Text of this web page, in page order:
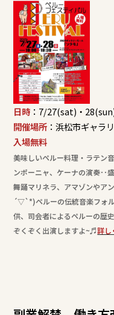
日時 ：7/27(sat)・
開催場所 ：浜松市ギャラ
入場無料
美味しいペルー料理・ラテン
ンポーニャ、ケーナの演奏･･
舞踊マリネラ、アマゾンやア
´▽`*)ペルーの伝統音楽フォ
供、司会者によるペルーの歴
ぞくぞく出演しますよ~♬詳し